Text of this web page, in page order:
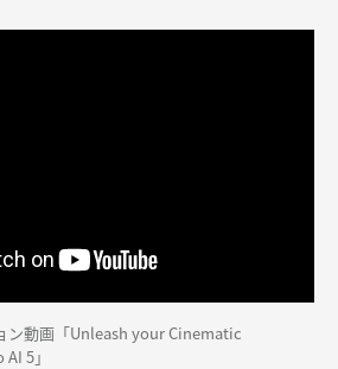
ン動画「Unleash your Cinematic
5」